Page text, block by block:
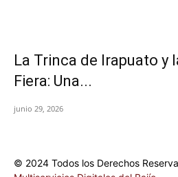
​La Trinca de Irapuato y
Fiera: Una...
junio 29, 2026
© 2024 Todos los Derechos